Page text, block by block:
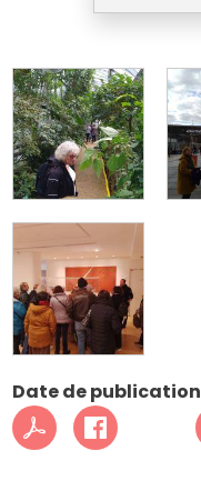
Date de publication